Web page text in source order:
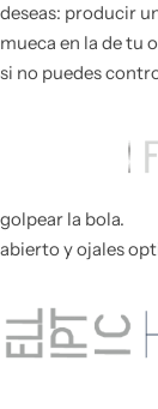
deseas: producir
mueca en la de tu
si no puedes
golpear la bola.
abierto y ojales